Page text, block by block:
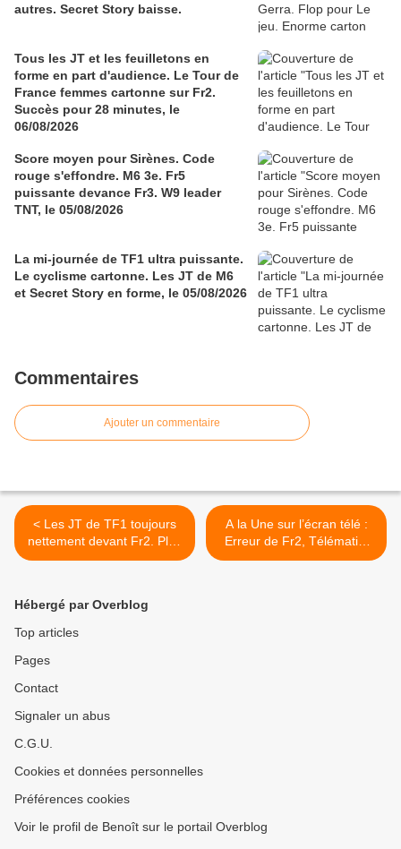
autres. Secret Story baisse.
Tous les JT et les feuilletons en
forme en part d'audience. Le Tour de
France femmes cartonne sur Fr2.
Succès pour 28 minutes, le
06/08/2026
Score moyen pour Sirènes. Code
rouge s'effondre. M6 3e. Fr5
puissante devance Fr3. W9 leader
TNT, le 05/08/2026
La mi-journée de TF1 ultra puissante.
Le cyclisme cartonne. Les JT de M6
et Secret Story en forme, le 05/08/2026
Commentaires
Ajouter un commentaire
< Les JT de TF1 toujours
nettement devant Fr2. Plus
belle la vie au top.
A la Une sur l’écran télé :
Erreur de Fr2, Télématin,
Mot de passe, Décès de
Hébergé par Overblog
Top articles
Pages
Contact
Signaler un abus
C.G.U.
Cookies et données personnelles
Préférences cookies
Voir le profil de Benoît sur le portail Overblog